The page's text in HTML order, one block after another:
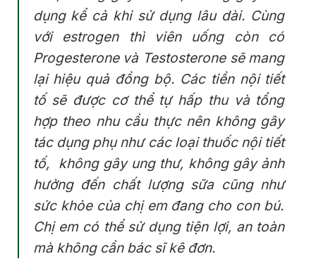
dụng kể cả khi sử dụng lâu dài. Cùng
với estrogen thì viên uống còn có
Progesterone và Testosterone sẽ mang
lại hiệu quả đồng bộ. Các tiền nội tiết
tố sẽ được cơ thể tự hấp thu và tổng
hợp theo nhu cầu thực nên không gây
tác dụng phụ như các loại thuốc nội tiết
tố, không gây ung thư, không gây ảnh
hưởng đến chất lượng sữa cũng như
sức khỏe của chị em đang cho con bú.
Chị em có thể sử dụng tiện lợi, an toàn
mà không cần bác sĩ kê đơn.